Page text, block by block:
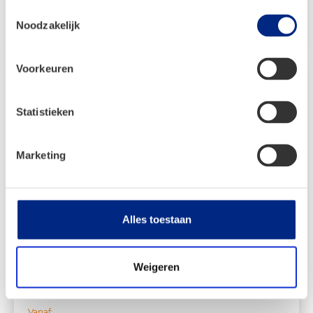
Noodzakelijk
Voorkeuren
Statistieken
Marketing
Alles toestaan
Weigeren
€ 2.084,00.
Dorema Garda XL270 – Blauw